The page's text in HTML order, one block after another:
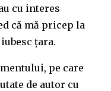
cu interes
că mă pricep la
țara.
pe care
de autor cu